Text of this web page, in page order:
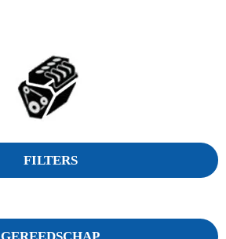
FILTERS